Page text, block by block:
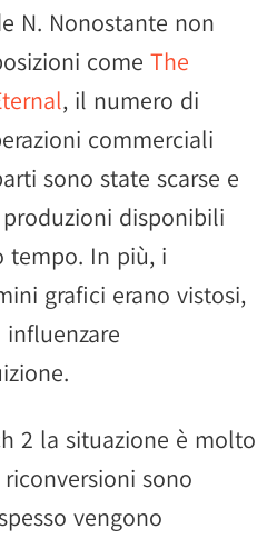
N. Nonostante non
come The
, il numero di
commerciali
sono state scarse e
disponibili
tempo. In più, i
grafici erano vistosi,
2 la situazione è molto
sono
vengono